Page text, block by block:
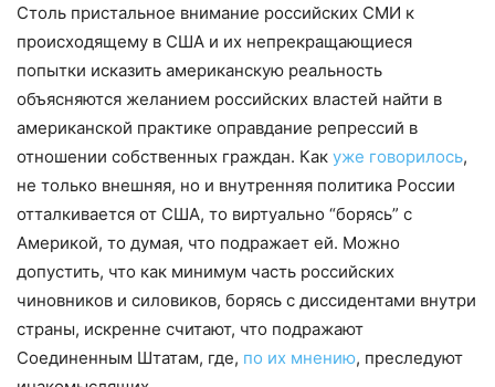
Столь пристальное внимание российских СМИ к
происходящему в США и их непрекращающиеся
попытки исказить американскую реальность
объясняются желанием российских властей найти в
американской практике оправдание репрессий в
отношении собственных граждан. Как уже говорилось,
не только внешняя, но и внутренняя политика России
отталкивается от США, то виртуально “борясь” с
Америкой, то думая, что подражает ей. Можно
допустить, что как минимум часть российских
чиновников и силовиков, борясь с диссидентами внутри
страны, искренне считают, что подражают
Соединенным Штатам, где, по их мнению, преследуют